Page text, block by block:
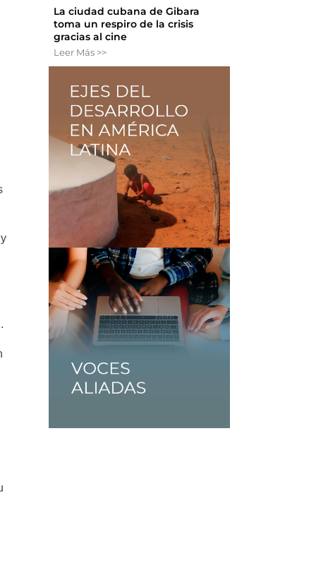
La ciudad cubana de Gibara
toma un respiro de la crisis
gracias al cine
Leer Más >>